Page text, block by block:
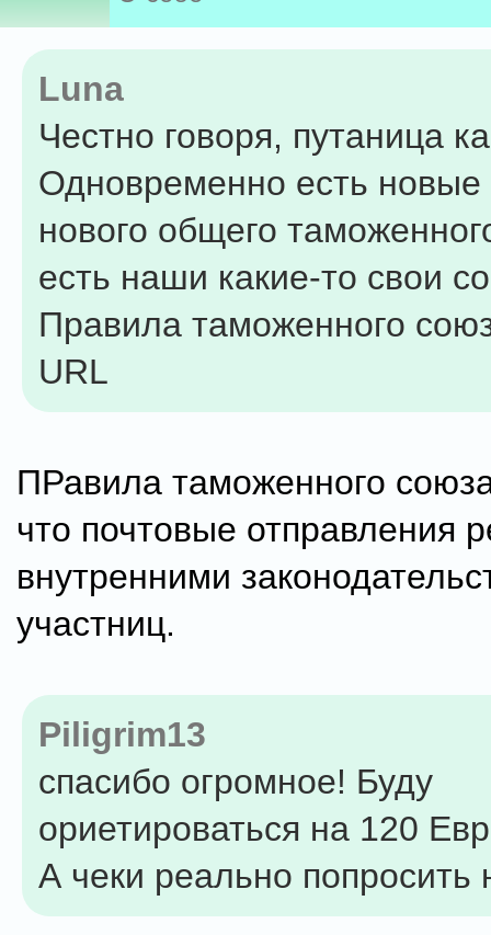
Luna
Честно говоря, путаница
Одновременно есть новые
нового общего
есть наши какие-то свои
Правила таможенного
URL
ПРавила таможенного
что почтовые отправления
внутренними
участниц.
Piligrim13
спасибо огромное! Буду
ориетироваться на 120
А чеки реально попросить